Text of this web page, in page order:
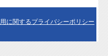
に関するプライバシーポリシー